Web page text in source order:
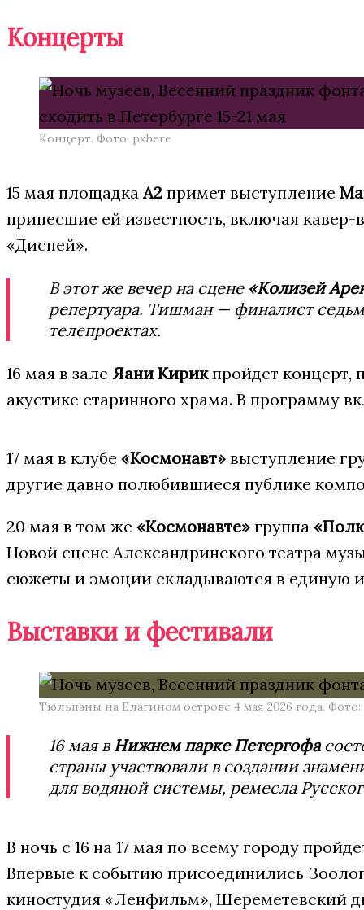
Концерты
Концерт. Фото: pxhere
15 мая площадка А2 примет выступление
принесшие ей известность, включая
«Дисней».
В этот же вечер на сцене «Колизей
репертуара. Тишман — финалист
телепроектах.
16 мая в зале Яани Кирикпройдет концерт,
акустике старинного храма. В программу
17 мая в клубе «Космонавт» выступление
другие давно полюбившиеся публике
20 мая в том же «Космонавте» группа
Новой сцене Александринского театра
сюжеты и эмоции складываются в единую
Выставки и фестивали
Тюльпаны на Елагином острове 4 мая 2026 года.
16 мая вНижнем парке Петергофа
страны участвовали в создании
для водяной системы, ремесла
В ночь с 16 на 17 мая по всему городу
Впервые к событию присоединились
киностудия «Ленфильм», Шереметевский